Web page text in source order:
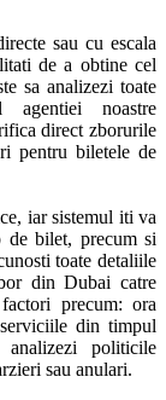
sau cu escala
de a obtine cel
sa analizezi toate
noastre
direct zborurile
pentru biletele de
iar sistemul iti va
de bilet, precum si
toate detaliile
din Dubai catre
precum: ora
din timpul
politicile
sau anulari.